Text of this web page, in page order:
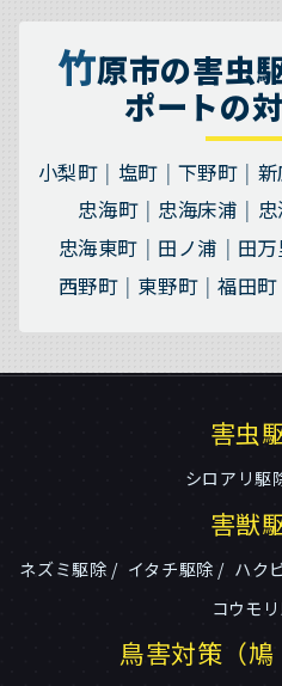
竹原市の害虫
ポートの
小梨町 塩町 下野町
忠海町
忠海床浦
忠海東町
田ノ浦 田
西野町
東野町 福田町
害虫
シロアリ駆
害獣
ネズミ駆除 イタチ駆除 ハク
コウモ
鳥害対策（鳩